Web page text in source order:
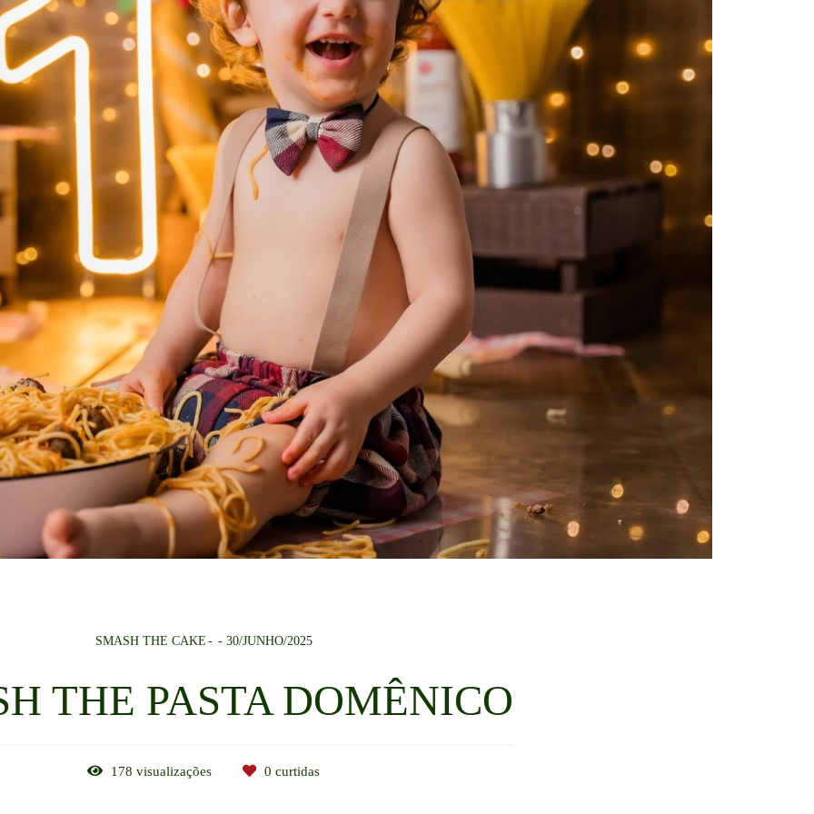
SMASH THE CAKE 30/JUNHO/2025
THE PASTA DOMÊNICO
178 visualizações 0 curtidas